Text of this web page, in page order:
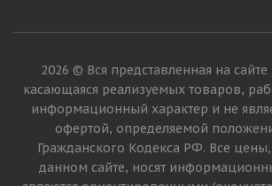
2026 © Вся представленная на
касающаяся реализуемых товаров,
информационный характер и не
офертой, определяемой
Гражданского Кодекса РФ. Все
данном сайте, носят